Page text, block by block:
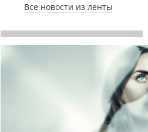
Все новости из ленты